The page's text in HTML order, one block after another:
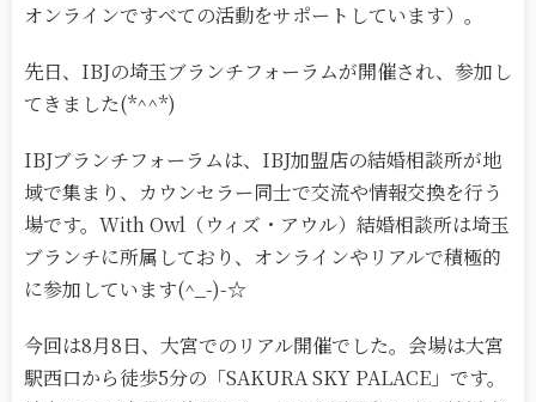
オンラインですべての活動をサポートしています）。
先日、IBJの埼玉ブランチフォーラムが開催され、参加し
てきました(*^^*)
IBJブランチフォーラムは、IBJ加盟店の結婚相談所が地
域で集まり、カウンセラー同士で交流や情報交換を行う
場です。With Owl（ウィズ・アウル）結婚相談所は埼玉
ブランチに所属しており、オンラインやリアルで積極的
に参加しています(^_-)-☆
今回は8月8日、大宮でのリアル開催でした。会場は大宮
駅西口から徒歩5分の「SAKURA SKY PALACE」です。